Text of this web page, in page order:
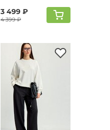
3 499 ₽
4 399 ₽